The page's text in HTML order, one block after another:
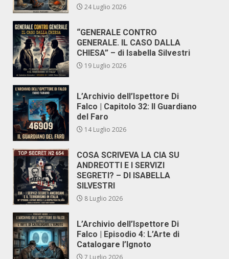
24 Luglio 2026
“GENERALE CONTRO
GENERALE. IL CASO DALLA
CHIESA” – di Isabella Silvestri
19 Luglio 2026
L’Archivio dell’Ispettore Di
Falco | Capitolo 32: Il Guardiano
del Faro
14 Luglio 2026
COSA SCRIVEVA LA CIA SU
ANDREOTTI E I SERVIZI
SEGRETI? – DI ISABELLA
SILVESTRI
8 Luglio 2026
L’Archivio dell’Ispettore Di
Falco | Episodio 4: L’Arte di
Catalogare l’Ignoto
7 Luglio 2026